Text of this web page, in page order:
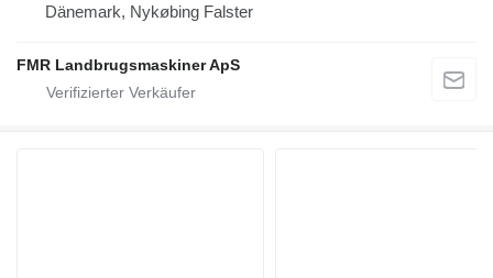
Dänemark, Nykøbing Falster
FMR Landbrugsmaskiner ApS